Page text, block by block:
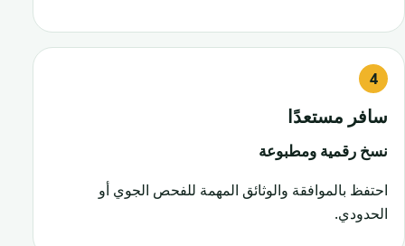
سافر مستعدًا
نسخ رقمية ومطبوعة
احتفظ بالموافقة والوثائق المهمة للفحص الجوي أو
الحدودي.